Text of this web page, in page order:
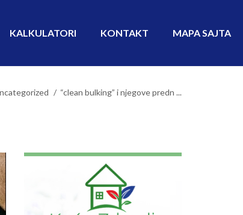
KALKULATORI KONTAKT MAPA SAJTA
“clean bulking” i njegove predn ...